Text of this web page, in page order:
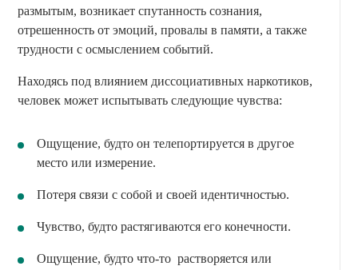
размытым, возникает спутанность сознания,
отрешенность от эмоций, провалы в памяти, а также
трудности с осмыслением событий.
Находясь под влиянием диссоциативных наркотиков,
человек может испытывать следующие чувства:
Ощущение, будто он телепортируется в другое
место или измерение.
Потеря связи с собой и своей идентичностью.
Чувство, будто растягиваются его конечности.
Ощущение, будто что-то растворяется или